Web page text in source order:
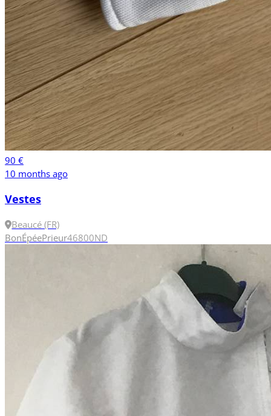
90 €
10 months ago
Vestes
Beaucé (FR)
BonÉpéePrieur46800ND